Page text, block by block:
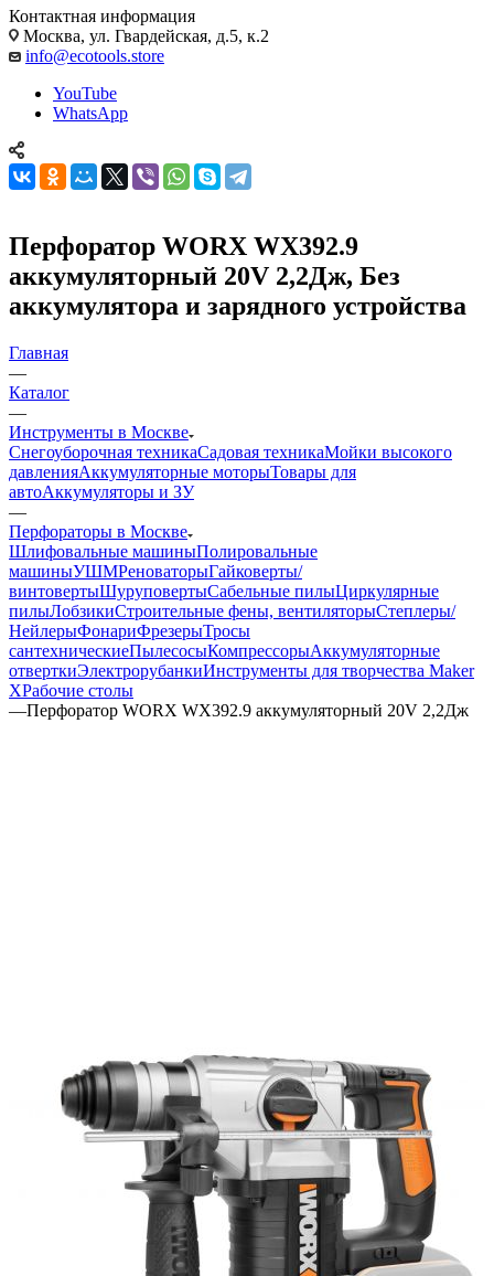
Контактная информация
Москва, ул. Гвардейская, д.5, к.2
info@ecotools.store
YouTube
WhatsApp
Перфоратор WORX WX392.9
аккумуляторный 20V 2,2Дж, Без
аккумулятора и зарядного устройства
Главная
—
Каталог
—
Инструменты в Москве
Снегоуборочная техникаСадовая техникаМойки высокого
давленияАккумуляторные моторыТовары для
автоАккумуляторы и ЗУ
—
Перфораторы в Москве
Шлифовальные машиныПолировальные
машиныУШМРеноваторыГайковерты/
винтовертыШуруповертыСабельные пилыЦиркулярные
пилыЛобзикиСтроительные фены, вентиляторыСтеплеры/
НейлерыФонариФрезерыТросы
сантехническиеПылесосыКомпрессорыАккумуляторные
отверткиЭлектрорубанкиИнструменты для творчества Maker
XРабочие столы
—Перфоратор WORX WX392.9 аккумуляторный 20V 2,2Дж